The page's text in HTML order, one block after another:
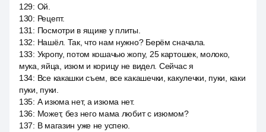
129: Ой.
130: Рецепт.
131 : Посмотри в ящике у плиты.
132: Нашёл. Так, что нам нужно? Берём сначала.
133: Укропу, потом кошачью жопу, 25 картошек, молоко,
мука, яйца, изюм и корицу не видел. Сейчас я
134: Все какашки съем, все какашечки, какулечки, пуки, каки
пуки, пуки.
135: А изюма нет, а изюма нет.
136: Может, без него мама любит с изюмом?
137: В магазин уже не успею.